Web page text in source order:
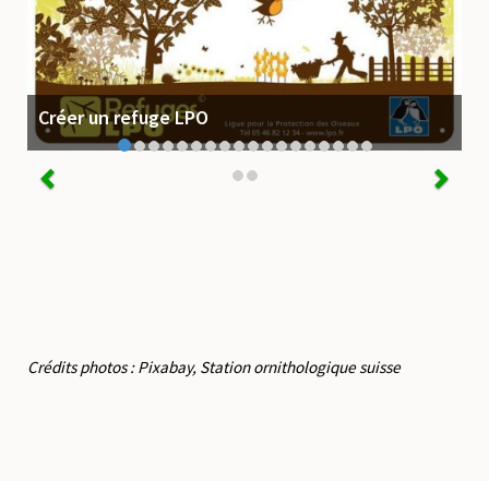
Créer un refuge LPO
Crédits photos : Pixabay, Station ornithologique suisse